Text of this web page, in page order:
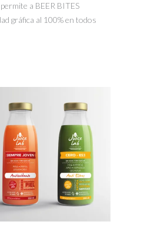
a BEER BITES
gráfica al 100% en todos